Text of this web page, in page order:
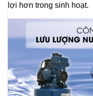
lợi hơn trong sinh hoạt.